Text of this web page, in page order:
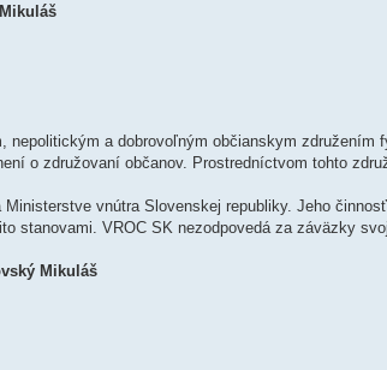
nepolitickým a dobrovoľným občianskym združením
o združovaní občanov. Prostredníctvom tohto
vnútra Slovenskej republiky. Jeho
stanovami. VROC SK nezodpovedá za záväzky
Mikuláš